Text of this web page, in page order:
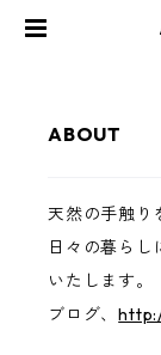
ABOUT
天然の手触り
日々の暮ら
いたします。
ブログ、